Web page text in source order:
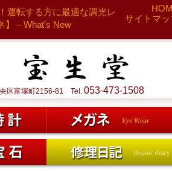
運転する方に最適な調光レ
】－What's New
サイトマッ
央区富塚町2156-81 Tel. 053-473-1508